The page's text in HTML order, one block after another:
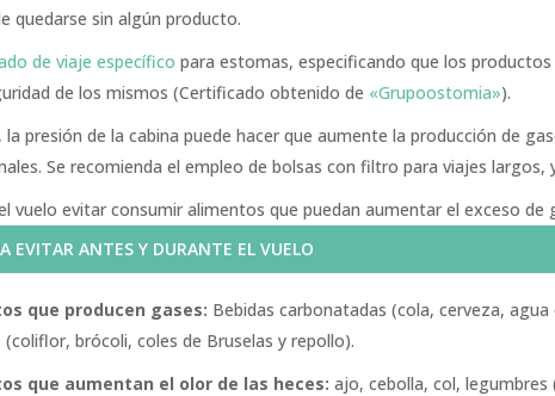
quedarse sin algún producto.
de viaje específico para estomas, especificando que los
de los mismos (Certificado obtenido de «Grupoostomia»).
presión de la cabina puede hacer que aumente la producción de
Se recomienda el empleo de bolsas con filtro para viajes
vuelo evitar consumir alimentos que puedan aumentar el exceso
EVITAR ANTES Y DURANTE EL VUELO
que producen gases: Bebidas carbonatadas (cola, cerveza,
(coliflor, brócoli, coles de Bruselas y repollo).
que aumentan el olor de las heces: ajo, cebolla, col, legumbres